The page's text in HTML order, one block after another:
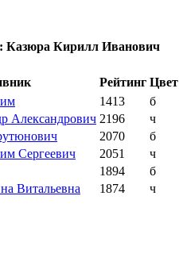
Казюра Кирилл Иванович
Рейтинг Цвет
1413 б
Александрович 2196 ч
2070 б
Сергеевич 2051 ч
1894 б
Витальевна 1874 ч